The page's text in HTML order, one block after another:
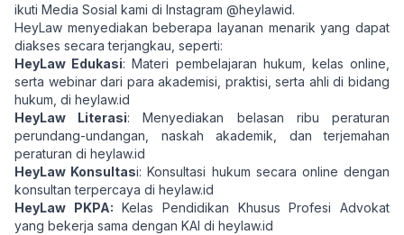
ikuti Media Sosial kami di Instagram @heylawid.
HeyLaw menyediakan beberapa layanan menarik yang dapat
diakses secara terjangkau, seperti:
HeyLaw Edukasi: Materi pembelajaran hukum, kelas online,
serta webinar dari para akademisi, praktisi, serta ahli di bidang
hukum, di heylaw.id
HeyLaw Literasi: Menyediakan belasan ribu peraturan
perundang-undangan, naskah akademik, dan terjemahan
peraturan di heylaw.id
HeyLaw Konsultasi: Konsultasi hukum secara online dengan
konsultan terpercaya di heylaw.id
HeyLaw PKPA: Kelas Pendidikan Khusus Profesi Advokat
yang bekerja sama dengan KAI di heylaw.id